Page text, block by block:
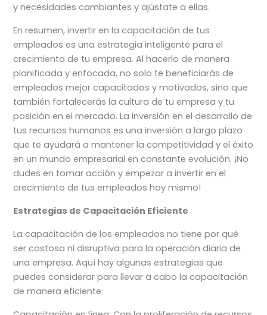
y necesidades cambiantes y ajústate a ellas.
En resumen, invertir en la capacitación de tus
empleados es una estrategia inteligente para el
crecimiento de tu empresa. Al hacerlo de manera
planificada y enfocada, no solo te beneficiarás de
empleados mejor capacitados y motivados, sino que
también fortalecerás la cultura de tu empresa y tu
posición en el mercado. La inversión en el desarrollo de
tus recursos humanos es una inversión a largo plazo
que te ayudará a mantener la competitividad y el éxito
en un mundo empresarial en constante evolución. ¡No
dudes en tomar acción y empezar a invertir en el
crecimiento de tus empleados hoy mismo!
Estrategias de Capacitación Eficiente
La capacitación de los empleados no tiene por qué
ser costosa ni disruptiva para la operación diaria de
una empresa. Aquí hay algunas estrategias que
puedes considerar para llevar a cabo la capacitación
de manera eficiente: